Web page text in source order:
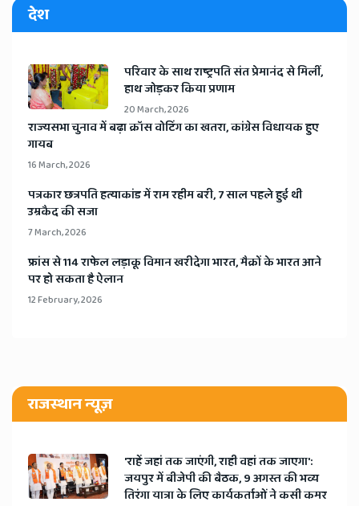
देश
​परिवार के साथ राष्ट्रपति संत प्रेमानंद से मिलीं,
हाथ जोड़कर किया प्रणाम
20 March, 2026
​राज्यसभा चुनाव में बढ़ा क्रॉस वोटिंग का खतरा, कांग्रेस विधायक हुए
गायब
16 March, 2026
​पत्रकार छत्रपति हत्याकांड में राम रहीम बरी, 7 साल पहले हुई थी
उम्रकैद की सजा
7 March, 2026
​फ्रांस से 114 राफेल लड़ाकू विमान खरीदेगा भारत, मैक्रों के भारत आने
पर हो सकता है ऐलान
12 February, 2026
राजस्थान न्यूज़
'राहें जहां तक जाएंगी, राही वहां तक जाएगा':
जयपुर में बीजेपी की बैठक, 9 अगस्त की भव्य
तिरंगा यात्रा के लिए कार्यकर्ताओं ने कसी कमर